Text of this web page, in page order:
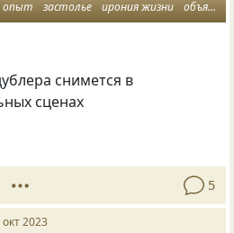
опыт застолье ирония жизни объявление
снимется в
сценах
5
2023